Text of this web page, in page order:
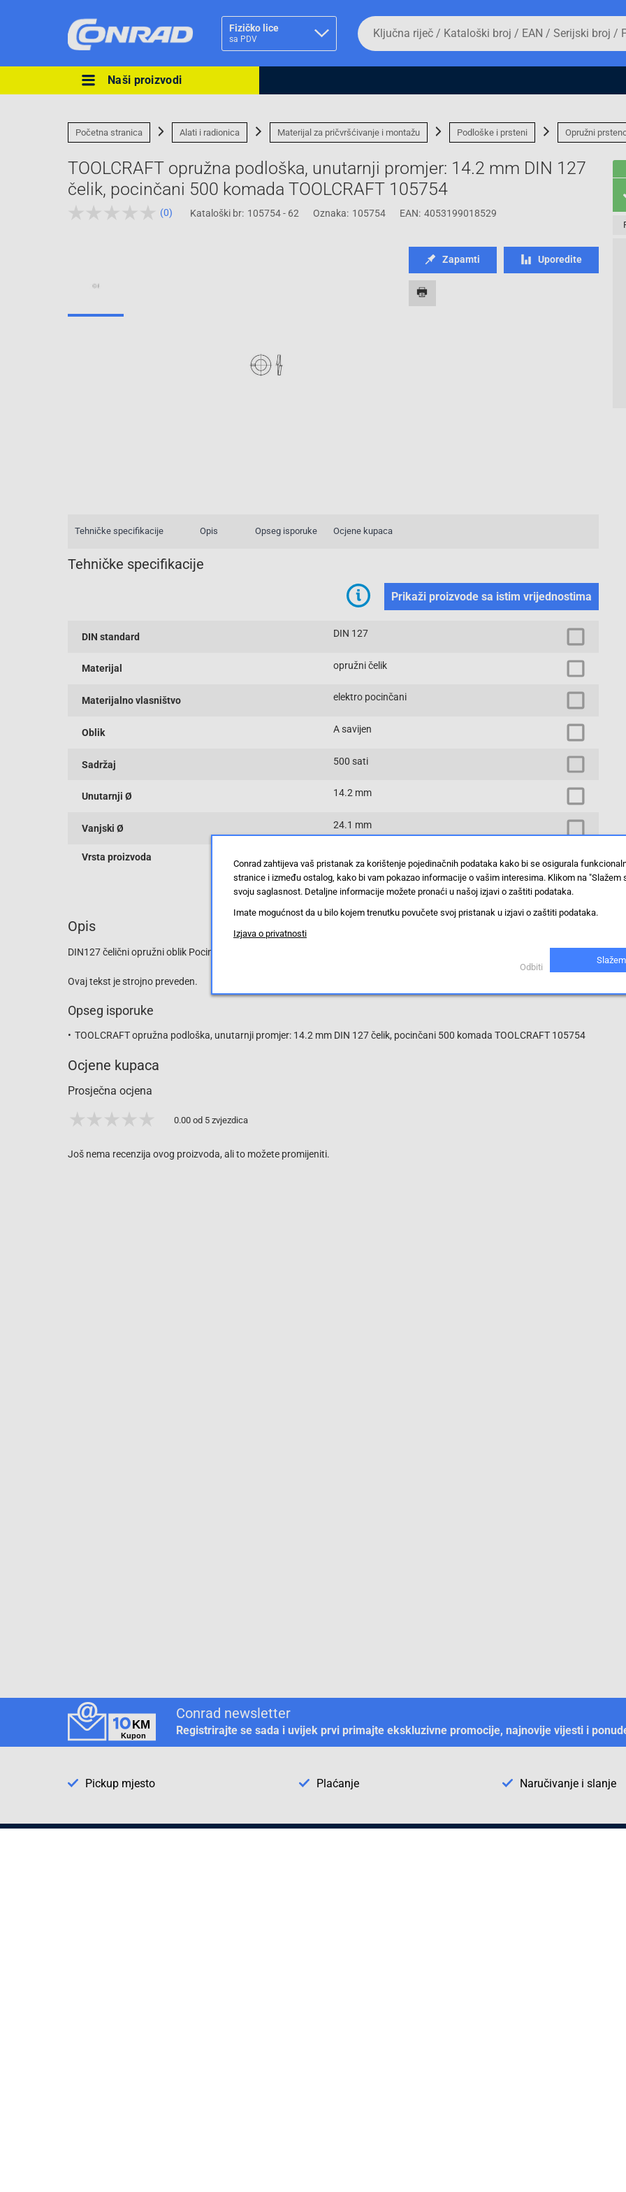
Fizičko lice
sa PDV
Ova postavka prilagođava asortiman proizvoda i
Pravno lice Fizičko lice
Da
biste
potražili
proizvod,
broj,
EAN
serijski
broj
Naši proizvodi
Početna stranica Alati i radionica Materijal za pričvršćivanje i montažu Podloške i prsteni Opružni
TOOLCRAFT opružna podloška, unutarnji promjer: 14.2 mm DIN 127
čelik, pocinčani 500 komada TOOLCRAFT 105754
(0) Kataloški br: 105754 - 62 Oznaka: 105754 EAN: 4053199018529
Zapamti Uporedite
Tehničke specifikacije Opis Opseg isporuke Ocjene kupaca
Tehničke specifikacije
Prikaži proizvode sa istim vrijednostima
DIN standard DIN 127
Materijal opružni čelik
Materijalno vlasništvo elektro pocinčani
Oblik A savijen
Sadržaj 500 sati
Unutarnji Ø 14.2 mm
Vanjski Ø 24.1 mm
Vrsta proizvoda
Prikaži proizvode sa istim vrijednostima
Opis
DIN127 čelični opružni oblik Pocinčani opružni alati DiSP A, savijena dimenzija: A 14
Ovaj tekst je strojno preveden.
Opseg isporuke
TOOLCRAFT opružna podloška, unutarnji promjer: 14.2 mm DIN 127 čelik, pocinčani 500 komada TOOLCRAFT 105754
Ocjene kupaca
Prosječna ocjena
0.00 od 5 zvjezdica
Još nema recenzija ovog proizvoda, ali to možete promijeniti.
Conrad newsletter
Registrirajte se sada i uvijek prvi primajte ekskluzivne promocije, najnovije vijesti i
Pickup mjesto Plaćanje Naručivanje i slanje
Conrad zahtijeva vaš pristanak za korištenje pojedinačnih podataka kako bi se osigurala
stranice i između ostalog, kako bi vam pokazao informacije o vašim interesima. Klikom na "Slažem
svoju saglasnost. Detaljne informacije možete pronaći u našoj izjavi o zaštiti podataka.
Imate mogućnost da u bilo kojem trenutku povučete svoj pristanak u izjavi o zaštiti podataka.
Izjava o privatnosti
Odbiti